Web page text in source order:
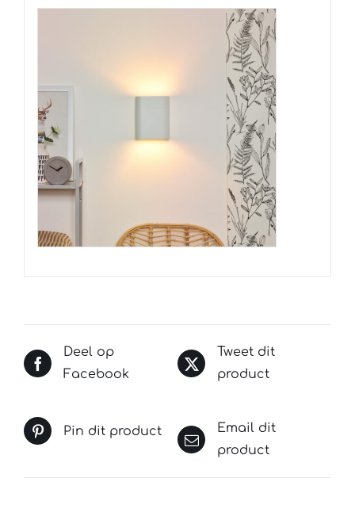
Deel op
Facebook
Tweet dit
product
Pin dit product
Email dit
product